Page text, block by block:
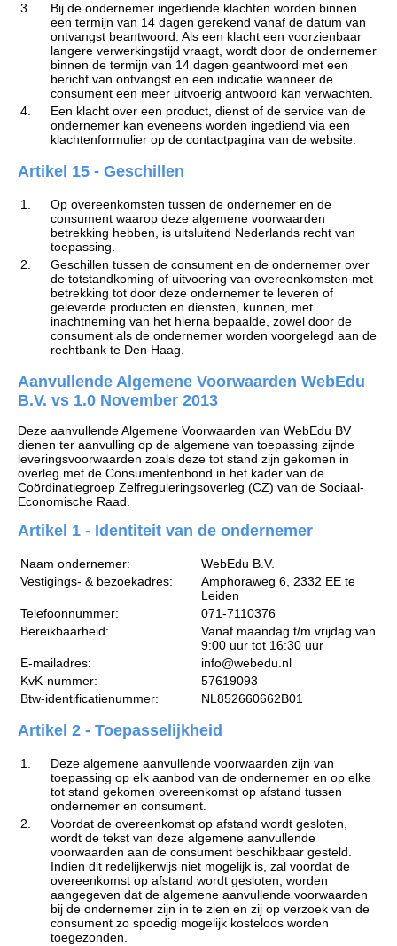
3.
Bij de ondernemer ingediende klachten worden binnen
een termijn van 14 dagen gerekend vanaf de datum van
ontvangst beantwoord. Als een klacht een voorzienbaar
langere verwerkingstijd vraagt, wordt door de ondernemer
binnen de termijn van 14 dagen geantwoord met een
bericht van ontvangst en een indicatie wanneer de
consument een meer uitvoerig antwoord kan verwachten.
4.
Een klacht over een product, dienst of de service van de
ondernemer kan eveneens worden ingediend via een
klachtenformulier op de contactpagina van de website.
Artikel 15 - Geschillen
1.
Op overeenkomsten tussen de ondernemer en de
consument waarop deze algemene voorwaarden
betrekking hebben, is uitsluitend Nederlands recht van
toepassing.
2.
Geschillen tussen de consument en de ondernemer over
de totstandkoming of uitvoering van overeenkomsten met
betrekking tot door deze ondernemer te leveren of
geleverde producten en diensten, kunnen, met
inachtneming van het hierna bepaalde, zowel door de
consument als de ondernemer worden voorgelegd aan de
rechtbank te Den Haag.
Aanvullende Algemene Voorwaarden WebEdu
B.V. vs 1.0 November 2013
Deze aanvullende Algemene Voorwaarden van WebEdu BV
dienen ter aanvulling op de algemene van toepassing zijnde
leveringsvoorwaarden zoals deze tot stand zijn gekomen in
overleg met de Consumentenbond in het kader van de
Coördinatiegroep Zelfreguleringsoverleg (CZ) van de Sociaal-
Economische Raad.
Artikel 1 - Identiteit van de ondernemer
Naam ondernemer:
WebEdu B.V.
Vestigings- & bezoekadres:
Amphoraweg 6, 2332 EE te
Leiden
Telefoonnummer:
071-7110376
Bereikbaarheid:
Vanaf maandag t/m vrijdag van
9:00 uur tot 16:30 uur
E-mailadres:
info@webedu.nl
KvK-nummer:
57619093
Btw-identificatienummer:
NL852660662B01
Artikel 2 - Toepasselijkheid
1.
Deze algemene aanvullende voorwaarden zijn van
toepassing op elk aanbod van de ondernemer en op elke
tot stand gekomen overeenkomst op afstand tussen
ondernemer en consument.
2.
Voordat de overeenkomst op afstand wordt gesloten,
wordt de tekst van deze algemene aanvullende
voorwaarden aan de consument beschikbaar gesteld.
Indien dit redelijkerwijs niet mogelijk is, zal voordat de
overeenkomst op afstand wordt gesloten, worden
aangegeven dat de algemene aanvullende voorwaarden
bij de ondernemer zijn in te zien en zij op verzoek van de
consument zo spoedig mogelijk kosteloos worden
toegezonden.